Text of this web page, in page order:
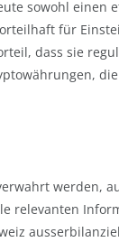
sowohl einen
für
dass sie
werden,
relevanten